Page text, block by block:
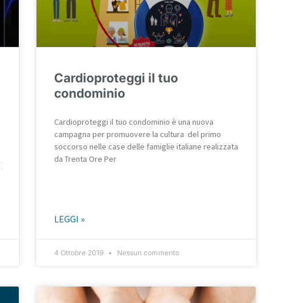
Cardioproteggi il tuo
condominio
Cardioproteggi il tuo condominio è una nuova
campagna per promuovere la cultura del primo
soccorso nelle case delle famiglie italiane realizzata
da Trenta Ore Per
LEGGI »
4 Ottobre 2019 Nessun commento